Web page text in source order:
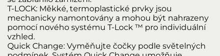
T-LOCK: Měkké, termoplastické prvky jsou
mechanicky namontovány a mohou být nahrazeny
pomocí nového systému T-Lock ™ pro individuální
vzhled.
Quick Change: Vyměňujte čočky podle světelných